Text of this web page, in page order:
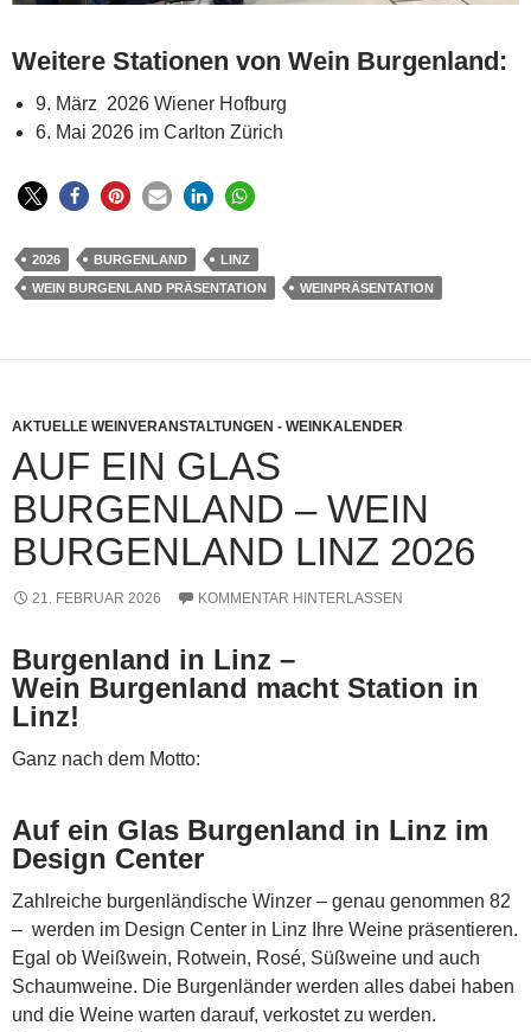
Weitere Stationen von Wein Burgenland:
9. März 2026 Wiener Hofburg
6. Mai 2026 im Carlton Zürich
2026 BURGENLAND
LINZ
WEIN BURGENLAND PRÄSENTATION
WEINPRÄSENTATION
AKTUELLE WEINVERANSTALTUNGEN - WEINKALENDER
AUF EIN GLAS
BURGENLAND – WEIN
BURGENLAND LINZ 2026
21. FEBRUAR 2026 KOMMENTAR HINTERLASSEN
Burgenland in Linz –
Wein Burgenland macht Station in
Linz!
Ganz nach dem Motto:
Auf ein Glas Burgenland in Linz im
Design Center
Zahlreiche burgenländische Winzer – genau genommen 82
– werden im Design Center in Linz Ihre Weine präsentieren.
Egal ob Weißwein, Rotwein, Rosé, Süßweine und auch
Schaumweine. Die Burgenländer werden alles dabei haben
und die Weine warten darauf, verkostet zu werden.